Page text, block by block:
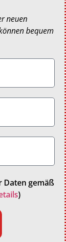
neuen
bequem
Daten gemäß
)